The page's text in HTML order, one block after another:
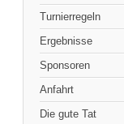
Turnierregeln
Ergebnisse
Sponsoren
Anfahrt
Die gute Tat